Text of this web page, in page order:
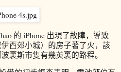
的 iPhone 出現了故障，導致
西郊小城）的房子著了火，該
裏斯市隻有幾英裏的路程。